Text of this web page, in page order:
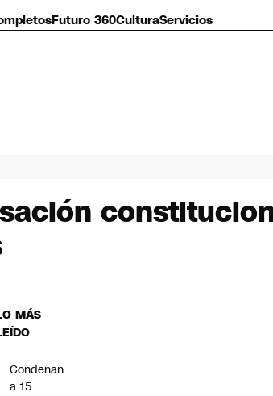
Futuro 360CulturaServicios
MÁS
Condenan
a 15